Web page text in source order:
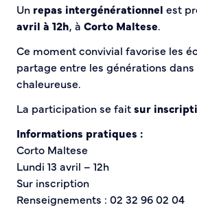
Un repas intergénérationnel est
avril à 12h, à Corto Maltese.
Ce moment convivial favorise les
partage entre les générations
chaleureuse.
La participation se faitsur
Informations pratiques :
Corto Maltese
Lundi 13 avril – 12h
Sur inscription
Renseignements : 02 32 96 02 04
Tranquillité vacances
Vidéoprotection
Aide à l’installation d’alarmes
Horaires pour le bricolage et le
Infos pratiques
Plan de Ville
Numéros d’urgence
Location de salles
Annuaire des services publics
DÉCOUVRIR SORTIR